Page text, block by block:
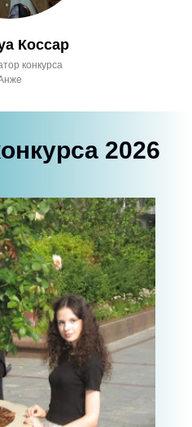
Коссар
конкурса
2026